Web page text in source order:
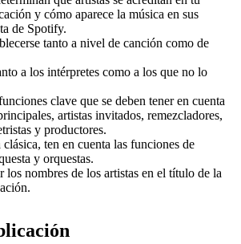
y cómo aparece la música en sus
de Spotify.
tanto a nivel de canción como de
a los intérpretes como a los que no lo
clave que se deben tener en cuenta
artistas invitados, remezcladores,
y productores.
clásica, ten en cuenta las funciones de
y orquestas.
los nombres de los artistas en el título de la